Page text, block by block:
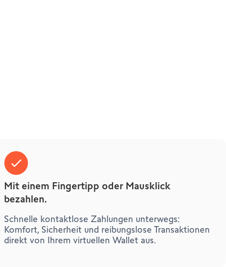
Mit einem Fingertipp oder Mausklick
bezahlen.
Schnelle kontaktlose Zahlungen unterwegs:
Komfort, Sicherheit und reibungslose Transaktionen
direkt von Ihrem virtuellen Wallet aus.